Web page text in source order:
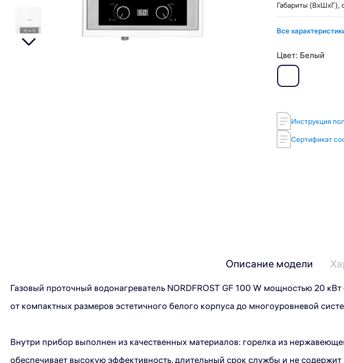
Габариты (ВхШхГ),
Все
Цвет: Белый
Инструкция
Сертификат
Описание модели
Газовый проточный водонагреватель NORDFROST GF 100 W мощностью 20
от компактных размеров эстетичного белого корпуса до многоуровневой
Внутри прибор выполнен из качественных материалов: горелка из
обеспечивает высокую эффективность, длительный срок службы и не